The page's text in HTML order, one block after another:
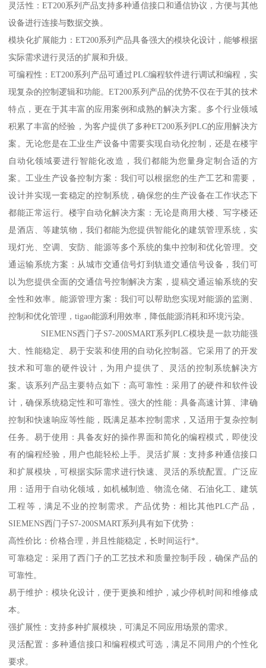
灵活性：ET200系列产品支持多种通信接口和通信协议，方便与其他
设备进行连接与数据交换。
模块化扩展能力：ET200系列产品具备强大的模块化设计，能够根据
实际需求进行灵活的扩展和升级。
可编程性：ET200系列产品可通过PLC编程软件进行调试和编程，实
现复杂的控制逻辑和功能。ET200系列产品的优势不仅在于其的技术
特点，更在于其丰富的应用案例和成熟的解决方案。多个行业领域
积累了丰富的经验，为客户提供了多种ET200系列PLC的应用解决方
案。无论您是在工业生产设备中需要实现自动化控制，还是在楼宇
自动化领域要进行智能化改造，我们都能为您量身定制合适的方
案。工业生产设备控制方案：我们可以根据您的生产工艺和需要，
设计并实现一套稳定的控制系统，确保您的生产设备在工作状态下
都能正常运行。楼宇自动化解决方案：无论是商用大楼、写字楼还
是酒店、等建筑物，我们都能为您提供智能化的建筑管理系统，实
现灯光、空调、安防、能源等多个系统的集中控制和优化管理。交
通运输系统方案：从城市交通信号灯到轨道交通信号设备，我们可
以为您提供全面的交通信号控制解决方案，提稿交通运输系统的安
全性和效率。能源管理方案：我们可以帮助您实现对能源的监测、
控制和优化管理，tigao能源利用效率，降低能源消耗和环境污染。
SIEMENS西门子S7-200SMART系列PLC模块是一款功能强
大、性能稳定、易于安装和使用的自动化控制器。它采用了的开发
技术和可靠的硬件设计，为用户提供了、灵活的控制系统解决方
案。该系列产品主要特点如下：高可靠性：采用了的硬件和软件设
计，确保系统稳定性和可靠性。强大的性能：具备高速计算、津确
控制和快速响应等性能，既满足基本控制需求，又适用于复杂控制
任务。易于使用：具备友好的操作界面和简化的编程模式，即使没
有的编程经验，用户也能轻松上手。灵活扩展：支持多种通信接口
和扩展模块，可根据实际需求进行快速、灵活的系统配置。广泛应
用：适用于自动化领域，如机械制造、物流仓储、石油化工、建筑
工程等，满足不业的控制需求。产品优势：相比其他PLC产品，
SIEMENS西门子S7-200SMART系列具有如下优势：
高性价比：价格合理，并且性能稳定，长时间运行*。
可靠稳定：采用了西门子的工艺技术和质量控制手段，确保产品的
可靠性。
易于维护：模块化设计，便于更换和维护，减少停机时间和维修成
本。
强扩展性：支持多种扩展模块，可满足不同应用场景的需求。
灵活配置：多种通信接口和编程模式可选，满足不同用户的个性化
要求。